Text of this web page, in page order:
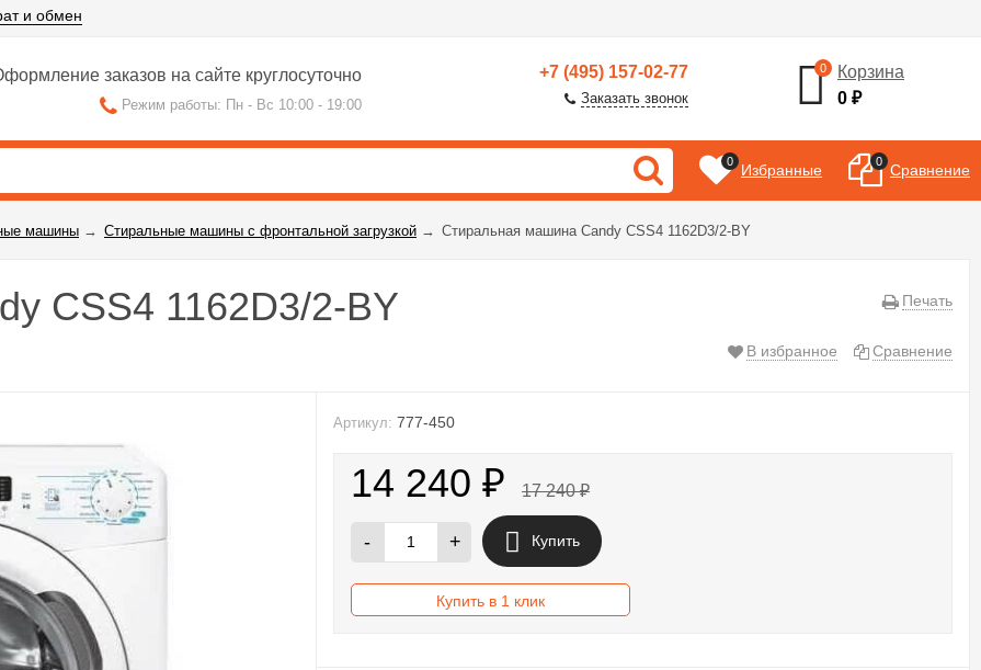
и обмен
заказов на сайте круглосуточно
Режим работы: Пн - Вс 10:00 - 19:00
+7 (495) 157-02-77
Заказать звонок
0
Корзина
0₽
0 Избранные 0 Сравнение
машины → Стиральные машины с фронтальной загрузкой → Стиральная машина Candy CSS4 1162D3/2-BY
Печать
CSS4 1162D3/2-BY
В избранное Сравнение
Артикул: 777-450
14 240₽ 17 240₽
- + Купить
Купить в 1 клик